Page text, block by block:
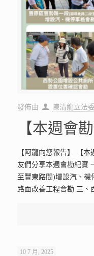
發佈由 陳清龍立法
【本週會
【阿龍向您報告】 【
友們分享本週會勘紀實
至豐東路間)增設汽、機
路面改善工程會勘 三、
10 7 月, 2025